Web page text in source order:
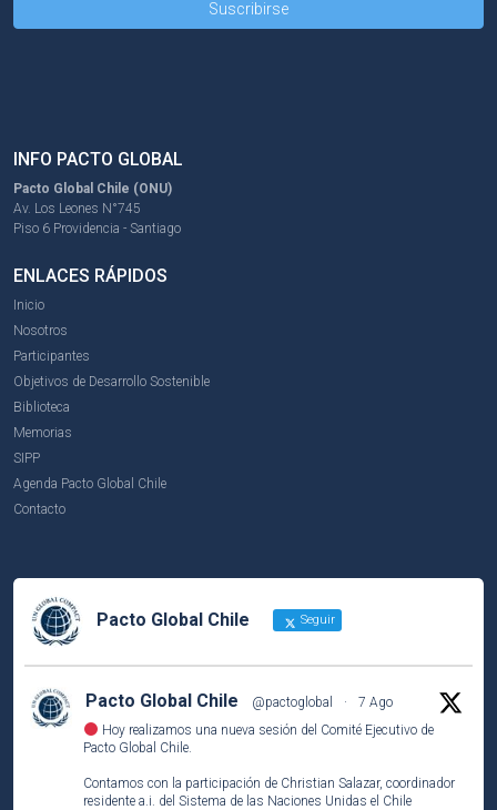
INFO PACTO GLOBAL
Pacto Global Chile (ONU)
Av. Los Leones N°745
Piso 6 Providencia - Santiago
ENLACES RÁPIDOS
Inicio
Nosotros
Participantes
Objetivos de Desarrollo Sostenible
Biblioteca
Memorias
SIPP
Agenda Pacto Global Chile
Contacto
Pacto Global Chile Seguir
Pacto Global Chile @pactoglobal ·
7 Ago
Hoy realizamos una nueva sesión del Comité Ejecutivo de
Pacto Global Chile.
Contamos con la participación de Christian Salazar, coordinador
residente a.i. del Sistema de las Naciones Unidas el Chile